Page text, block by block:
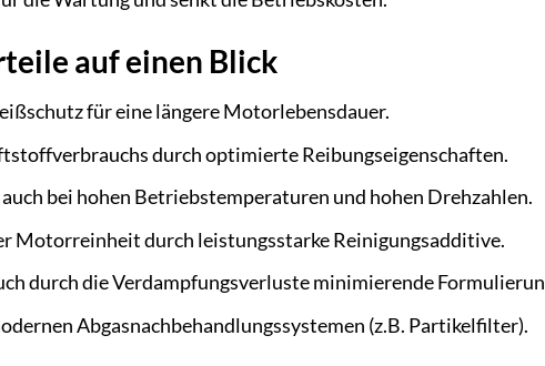
auf einen Blick
für eine längere Motorlebensdauer.
durch optimierte Reibungseigenschaften.
bei hohen Betriebstemperaturen und hohen Drehzahlen.
Motorreinheit durch leistungsstarke Reinigungsadditive.
durch die Verdampfungsverluste minimierende
Abgasnachbehandlungssystemen (z.B. Partikelfilter).